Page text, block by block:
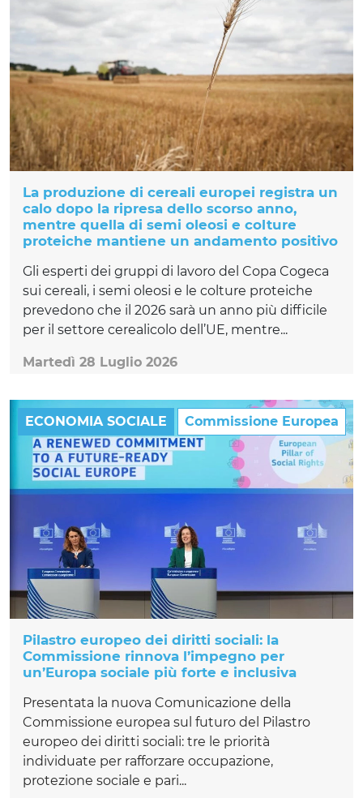
La produzione di cereali europei registra un
calo dopo la ripresa dello scorso anno,
mentre quella di semi oleosi e colture
proteiche mantiene un andamento positivo
Gli esperti dei gruppi di lavoro del Copa Cogeca
sui cereali, i semi oleosi e le colture proteiche
prevedono che il 2026 sarà un anno più difficile
per il settore cerealicolo dell’UE, mentre...
Martedì 28 Luglio 2026
ECONOMIA SOCIALE Commissione Europea
Pilastro europeo dei diritti sociali: la
Commissione rinnova l’impegno per
un’Europa sociale più forte e inclusiva
Presentata la nuova Comunicazione della
Commissione europea sul futuro del Pilastro
europeo dei diritti sociali: tre le priorità
individuate per rafforzare occupazione,
protezione sociale e pari...